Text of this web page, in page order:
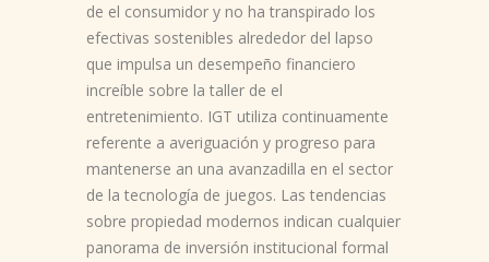
de el consumidor y no ha transpirado los
efectivas sostenibles alrededor del lapso
que impulsa un desempeño financiero
increíble sobre la taller de el
entretenimiento. IGT utiliza continuamente
referente a averiguación y progreso para
mantenerse an una avanzadilla en el sector
de la tecnología de juegos. Las tendencias
sobre propiedad modernos indican cualquier
panorama de inversión institucional formal